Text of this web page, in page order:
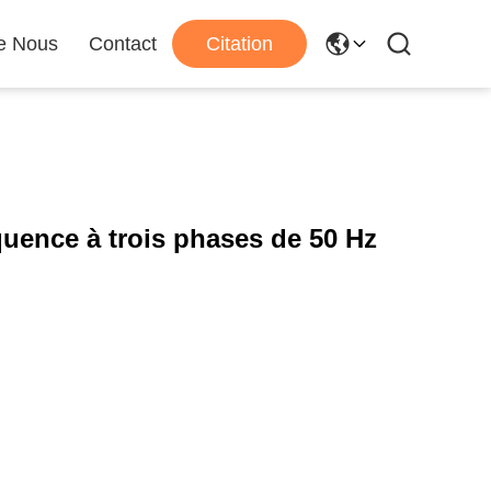
Nous Contact Citation
à trois phases de 50 Hz